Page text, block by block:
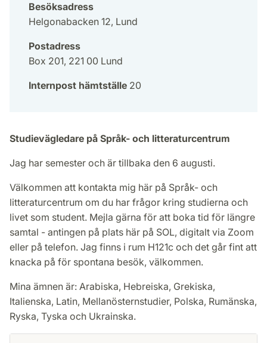
Besöksadress
Helgonabacken 12, Lund
Postadress
Box 201, 221 00 Lund
Internpost hämtställe 20
Studievägledare på Språk- och litteraturcentrum
Jag har semester och är tillbaka den 6 augusti.
Välkommen att kontakta mig här på Språk- och
litteraturcentrum om du har frågor kring studierna och
livet som student. Mejla gärna för att boka tid för längre
samtal - antingen på plats här på SOL, digitalt via Zoom
eller på telefon. Jag finns i rum H121c och det går fint att
knacka på för spontana besök, välkommen.
Mina ämnen är: Arabiska, Hebreiska, Grekiska,
Italienska, Latin, Mellanösternstudier, Polska, Rumänska,
Ryska, Tyska och Ukrainska.